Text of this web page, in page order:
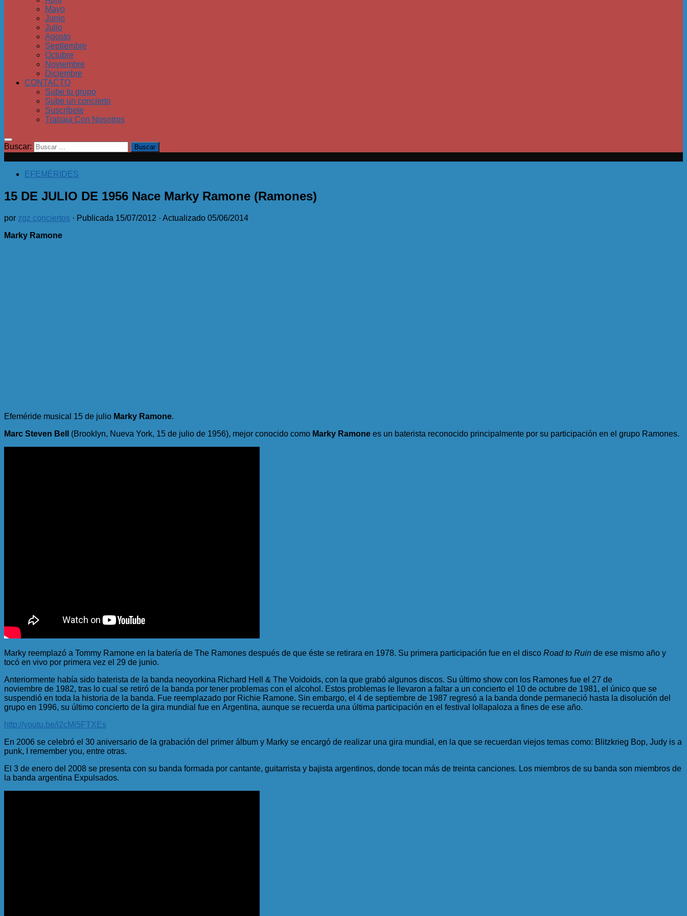
Mayo
Junio
Julio
Agosto
Septiembre
Octubre
Noviembre
Diciembre
CONTACTO
Sube tu grupo
Sube un concierto
Suscríbete
Trabaja Con Nosotros
Buscar:
EFEMÉRIDES
15 DE JULIO DE 1956 Nace Marky Ramone (Ramones)
por zgz conciertos · Publicada 15/07/2012 · Actualizado 05/06/2014
Marky Ramone
Efeméride musical 15 de julio Marky Ramone.
Marc Steven Bell
(Brooklyn, Nueva York, 15 de julio de 1956), mejor conocido como Marky Ramone es un baterista reconocido principalmente por su participación en el grupo Ramones.
Marky reemplazó a Tommy Ramone en la batería de The Ramones después de que éste se retirara en 1978. Su primera participación fue en el disco Road to Ruin de ese mismo año y
tocó en vivo por primera vez el 29 de junio.
Anteriormente había sido baterista de la banda neoyorkina Richard Hell & The Voidoids, con la que grabó algunos discos. Su último show con los Ramones fue el 27 de
noviembre de 1982, tras lo cual se retiró de la banda por tener problemas con el alcohol. Estos problemas le llevaron a faltar a un concierto el 10 de octubre de 1981, el único que se
suspendió en toda la historia de la banda. Fue reemplazado por Richie Ramone. Sin embargo, el 4 de septiembre de 1987 regresó a la banda donde permaneció hasta la disolución del
grupo en 1996, su último concierto de la gira mundial fue en Argentina, aunque se recuerda una última participación en el festival lollapaloza a fines de ese año.
http://youtu.be/i2cMi5FTXEs
En 2006 se celebró el 30 aniversario de la grabación del primer álbum y Marky se encargó de realizar una gira mundial, en la que se recuerdan viejos temas como: Blitzkrieg Bop, Judy is a
punk, I remember you, entre otras.
El 3 de enero del 2008 se presenta con su banda formada por cantante, guitarrista y bajista argentinos, donde tocan más de treinta canciones. Los miembros de su banda son miembros de
la banda argentina Expulsados.